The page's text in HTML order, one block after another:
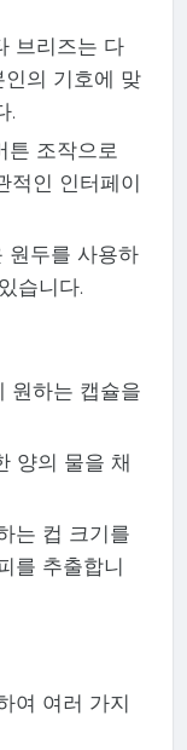
브리즈는 다
의 기호에 맞
.
튼 조작으로
적인 인터페이
원두를 사용하
습니다.
원하는 캡슐을
양의 물을 채
는 컵 크기를
를 추출합니
여 여러 가지